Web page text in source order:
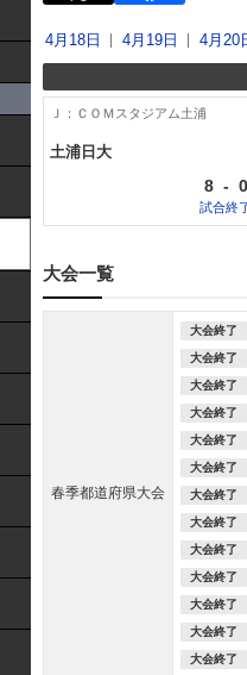
4月18日 4月19日 4月20
Ｊ：ＣＯＭスタジアム土浦
土浦日大
8 - 0
試合終
大会一覧
春季都道府県大会
大会終了
大会終了
大会終了
大会終了
大会終了
大会終了
大会終了
大会終了
大会終了
大会終了
大会終了
大会終了
大会終了